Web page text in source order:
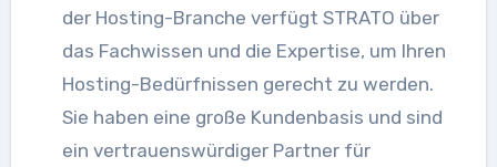
der Hosting-Branche verfügt STRATO über
das Fachwissen und die Expertise, um Ihren
Hosting-Bedürfnissen gerecht zu werden.
Sie haben eine große Kundenbasis und sind
ein vertrauenswürdiger Partner für